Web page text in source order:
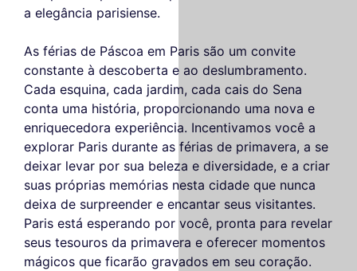
a elegância parisiense.
As férias de Páscoa em Paris são um convite
constante à descoberta e ao deslumbramento.
Cada esquina, cada jardim, cada cais do Sena
conta uma história, proporcionando uma nova e
enriquecedora experiência. Incentivamos você a
explorar Paris durante as férias de primavera, a se
deixar levar por sua beleza e diversidade, e a criar
suas próprias memórias nesta cidade que nunca
deixa de surpreender e encantar seus visitantes.
Paris está esperando por você, pronta para revelar
seus tesouros da primavera e oferecer momentos
mágicos que ficarão gravados em seu coração.